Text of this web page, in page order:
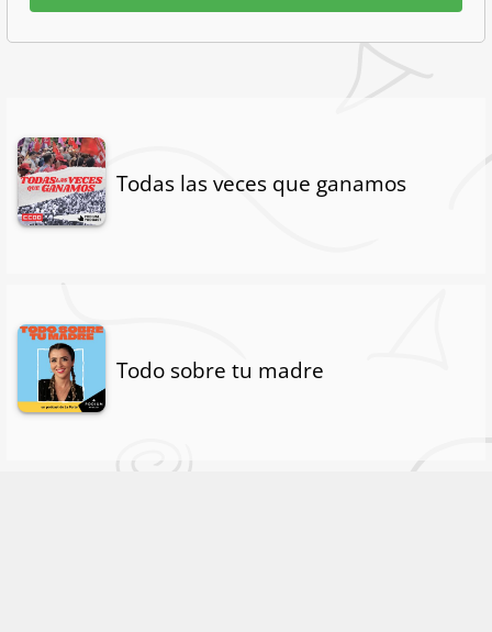
Todas las veces que ganamos
Todo sobre tu madre